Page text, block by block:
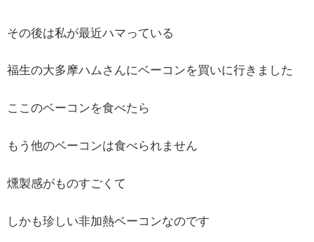
その後は私が最近ハマっている
福生の大多摩ハムさんにベーコンを買いに行きました
ここのベーコンを食べたら
もう他のベーコンは食べられません
燻製感がものすごくて
しかも珍しい非加熱ベーコンなのです